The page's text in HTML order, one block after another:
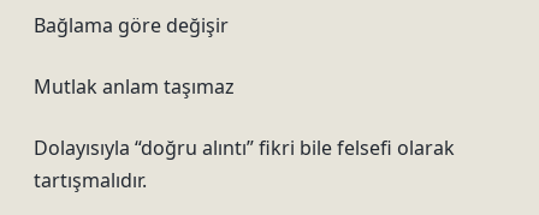
Bağlama göre değişir
Mutlak anlam taşımaz
Dolayısıyla “doğru alıntı” fikri bile felsefi olarak
tartışmalıdır.